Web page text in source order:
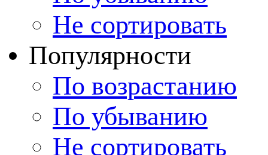
Не сортировать
Популярности
По возрастанию
По убыванию
Не сортировать